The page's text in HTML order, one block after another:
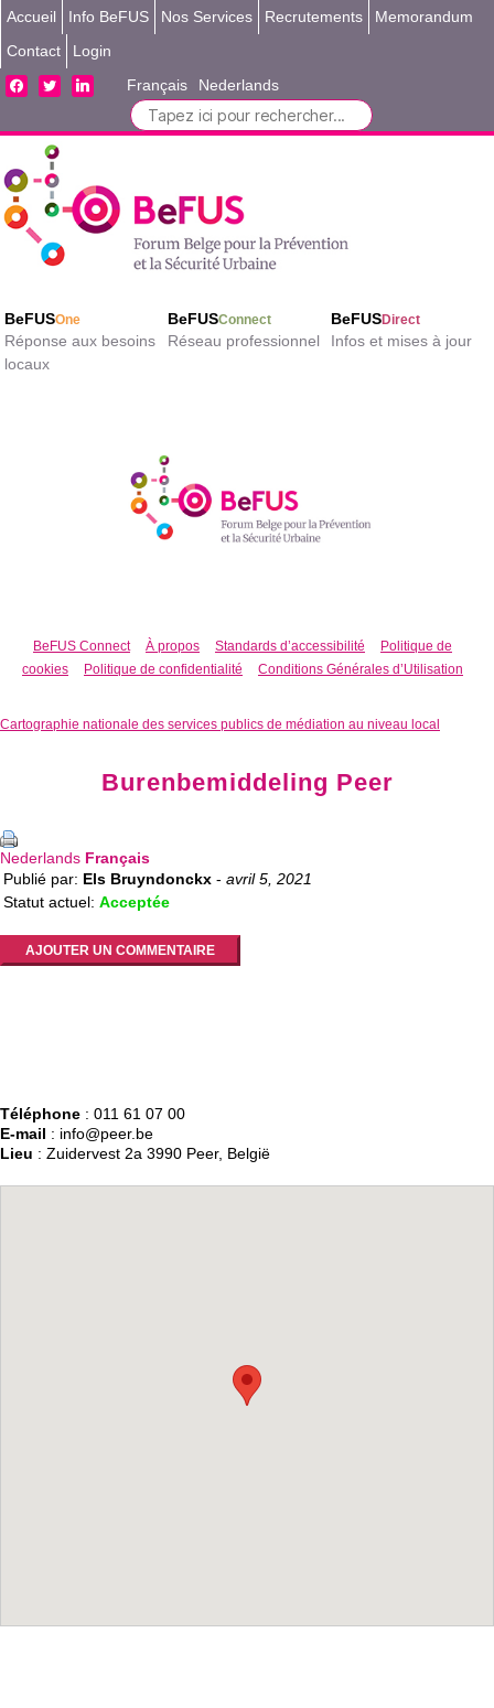
Accueil Info BeFUS Nos Services Recrutements
Memorandum
Contact
Login
facebooktwitterlinkedin Français Nederlands
Search
for:
BeFUSOne
Réponse aux besoins
locaux
BeFUSConnect
Réseau professionnel
BeFUSDirect
Infos et mises à jour
BeFUS Connect À propos Standards d’accessibilité
Politique de
cookies
Politique de confidentialité Conditions Générales d’Utilisation
Cartographie nationale des services publics de médiation au niveau local
Burenbemiddeling Peer
Nederlands Français
Publié par: Els Bruyndonckx - avril 5, 2021
Statut actuel: Acceptée
AJOUTER UN COMMENTAIRE
Téléphone : 011 61 07 00
E-mail : info@peer.be
Lieu : Zuidervest 2a 3990 Peer, België